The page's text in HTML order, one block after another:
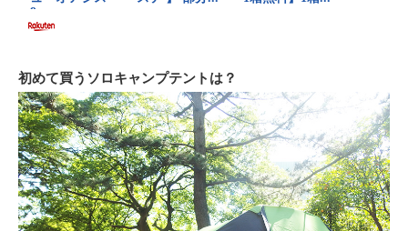
初めて買うソロキャンプテントは？